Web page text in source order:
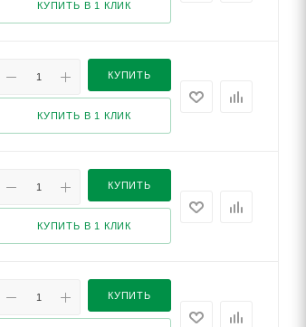
КУПИТЬ В 1 КЛИК
КУПИТЬ
КУПИТЬ В 1 КЛИК
КУПИТЬ
КУПИТЬ В 1 КЛИК
КУПИТЬ